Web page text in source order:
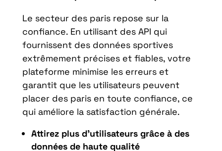
Le secteur des paris repose sur la
confiance. En utilisant des API qui
fournissent des données sportives
extrêmement précises et fiables, votre
plateforme minimise les erreurs et
garantit que les utilisateurs peuvent
placer des paris en toute confiance, ce
qui améliore la satisfaction générale.
Attirez plus d’utilisateurs grâce à des
données de haute qualité